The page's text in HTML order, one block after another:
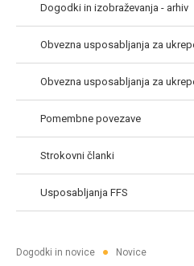
Dogodki in izobraževanja - arhiv
Obvezna usposabljanja za ukrepe
Obvezna usposabljanja za
Pomembne povezave
Strokovni članki
Usposabljanja FFS
Dogodki in novice ● Novice